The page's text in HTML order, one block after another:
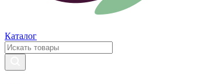
Каталог